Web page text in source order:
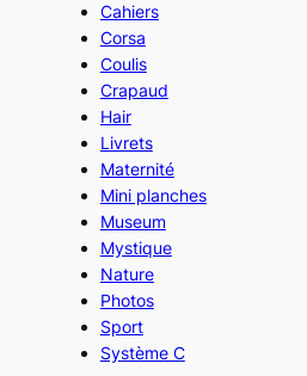
Cahiers
Corsa
Coulis
Crapaud
Hair
Livrets
Maternité
Mini planches
Museum
Mystique
Nature
Photos
Sport
Système C